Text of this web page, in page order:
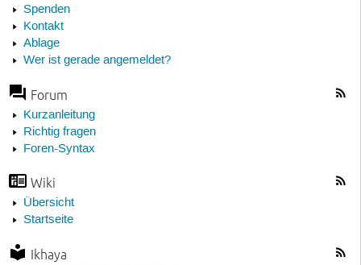
Spenden
Kontakt
Ablage
Wer ist gerade angemeldet?
Forum
Kurzanleitung
Richtig fragen
Foren-Syntax
Wiki
Übersicht
Startseite
Ikhaya